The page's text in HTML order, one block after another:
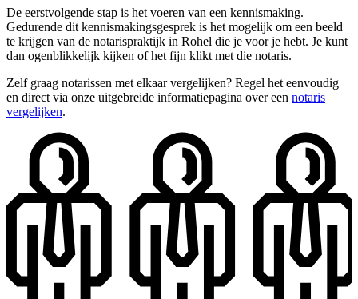
De eerstvolgende stap is het voeren van een kennismaking.
Gedurende dit kennismakingsgesprek is het mogelijk om een beeld
te krijgen van de notarispraktijk in Rohel die je voor je hebt. Je kunt
dan ogenblikkelijk kijken of het fijn klikt met die notaris.
Zelf graag notarissen met elkaar vergelijken? Regel het eenvoudig
en direct via onze uitgebreide informatiepagina over een notaris
vergelijken.